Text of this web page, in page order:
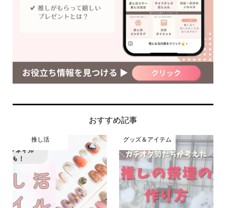
おすすめ記事
推し活 グッズ＆アイテム